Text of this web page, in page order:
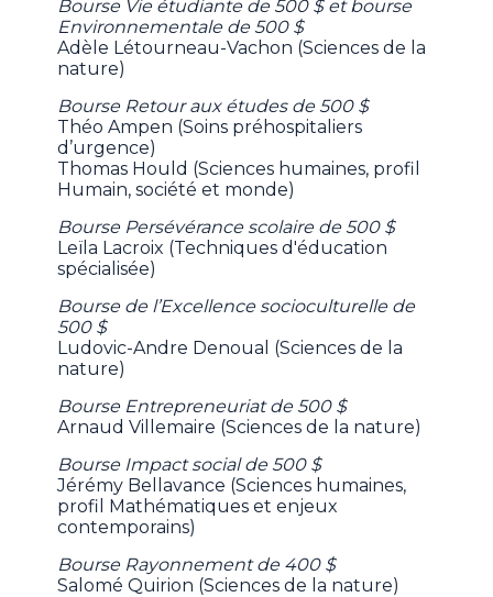
Bourse Vie étudiante de 500 $ et bourse
Environnementale de 500 $
Adèle Létourneau-Vachon (Sciences de la
nature)
Bourse Retour aux études de 500 $
Théo Ampen (Soins préhospitaliers
d’urgence)
Thomas Hould (Sciences humaines, profil
Humain, société et monde)
Bourse Persévérance scolaire de 500 $
Leïla Lacroix (Techniques d'éducation
spécialisée)
Bourse de l’Excellence socioculturelle de
500 $
Ludovic-Andre Denoual (Sciences de la
nature)
Bourse Entrepreneuriat de 500 $
Arnaud Villemaire (Sciences de la nature)
Bourse Impact social de 500 $
Jérémy Bellavance (Sciences humaines,
profil Mathématiques et enjeux
contemporains)
Bourse Rayonnement de 400 $
Salomé Quirion (Sciences de la nature)